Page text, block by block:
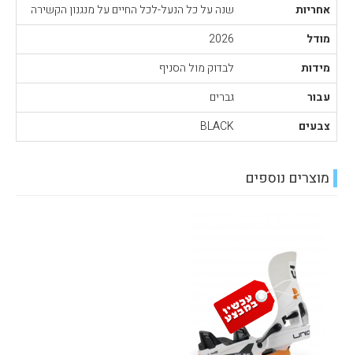
אחריות
שנה על כל הנעל-לכל החיים על מנגנון הקשירה
מודל
2026
מידות
לבדוק מול הסניף
עבור
גברים
צבעים
BLACK
מוצרים נוספים